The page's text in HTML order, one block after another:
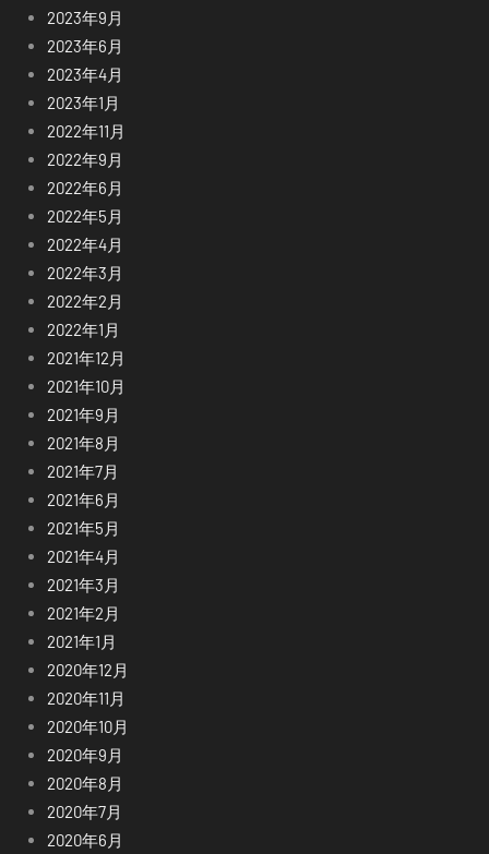
2023年9月
2023年6月
2023年4月
2023年1月
2022年11月
2022年9月
2022年6月
2022年5月
2022年4月
2022年3月
2022年2月
2022年1月
2021年12月
2021年10月
2021年9月
2021年8月
2021年7月
2021年6月
2021年5月
2021年4月
2021年3月
2021年2月
2021年1月
2020年12月
2020年11月
2020年10月
2020年9月
2020年8月
2020年7月
2020年6月